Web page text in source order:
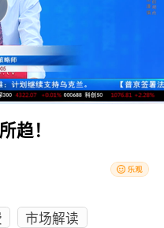
趋！
市场解读